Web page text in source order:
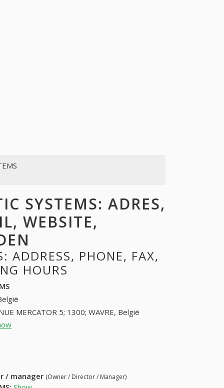
SYSTEMS: ADRES,
WEBSITE,
ADDRESS, PHONE, FAX,
HOURS
MERCATOR 5; 1300; WAVRE, België
/ manager (Owner / Director / Manager)